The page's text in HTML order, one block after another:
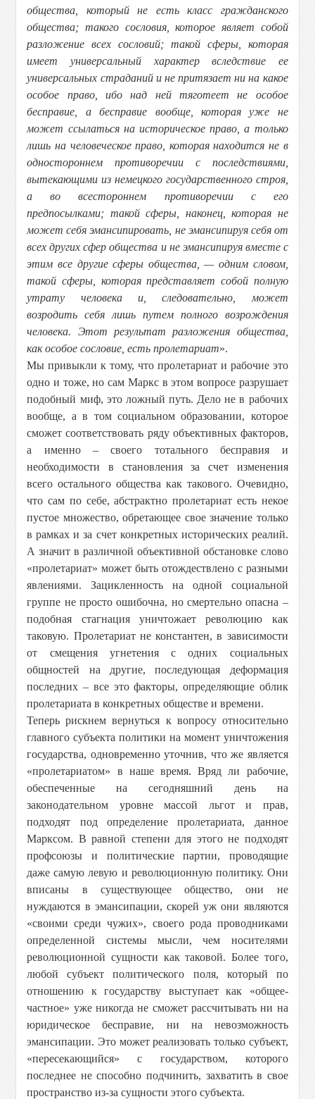
общества, который не есть класс гражданского
общества; такого сословия, которое являет собой
разложение всех сословий; такой сферы, которая
имеет универсальный характер вследствие ее
универсальных страданий и не притязает ни на какое
особое право, ибо над ней тяготеет не особое
бесправие, а бесправие вообще, которая уже не
может ссылаться на историческое право, а только
лишь на человеческое право, которая находится не в
одностороннем противоречии с последствиями,
вытекающими из немецкого государственного строя,
а во всестороннем противоречии с его
предпосылками; такой сферы, наконец, которая не
может себя эмансипировать, не эмансипируя себя от
всех других сфер общества и не эмансипируя вместе с
этим все другие сферы общества, — одним словом,
такой сферы, которая представляет собой полную
утрату человека и, следовательно, может
возродить себя лишь путем полного возрождения
человека. Этот результат разложения общества,
как особое сословие, есть пролетариат».
Мы привыкли к тому, что пролетариат и рабочие это
одно и тоже, но сам Маркс в этом вопросе разрушает
подобный миф, это ложный путь. Дело не в рабочих
вообще, а в том социальном образовании, которое
сможет соответствовать ряду объективных факторов,
а именно – своего тотального бесправия и
необходимости в становления за счет изменения
всего остального общества как такового. Очевидно,
что сам по себе, абстрактно пролетариат есть некое
пустое множество, обретающее свое значение только
в рамках и за счет конкретных исторических реалий.
А значит в различной объективной обстановке слово
«пролетариат» может быть отождествлено с разными
явлениями. Зацикленность на одной социальной
группе не просто ошибочна, но смертельно опасна –
подобная стагнация уничтожает революцию как
таковую. Пролетариат не константен, в зависимости
от смещения угнетения с одних социальных
общностей на другие, последующая деформация
последних – все это факторы, определяющие облик
пролетариата в конкретных обществе и времени.
Теперь рискнем вернуться к вопросу относительно
главного субъекта политики на момент уничтожения
государства, одновременно уточнив, что же является
«пролетариатом» в наше время. Вряд ли рабочие,
обеспеченные на сегодняшний день на
законодательном уровне массой льгот и прав,
подходят под определение пролетариата, данное
Марксом. В равной степени для этого не подходят
профсоюзы и политические партии, проводящие
даже самую левую и революционную политику. Они
вписаны в существующее общество, они не
нуждаются в эмансипации, скорей уж они являются
«своими среди чужих», своего рода проводниками
определенной системы мысли, чем носителями
революционной сущности как таковой. Более того,
любой субъект политического поля, который по
отношению к государству выступает как «общее-
частное» уже никогда не сможет рассчитывать ни на
юридическое бесправие, ни на невозможность
эмансипации. Это может реализовать только субъект,
«пересекающийся» с государством, которого
последнее не способно подчинить, захватить в свое
пространство из-за сущности этого субъекта.